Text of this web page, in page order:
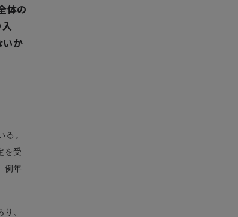
体の
いか
る。
を受
例年
、